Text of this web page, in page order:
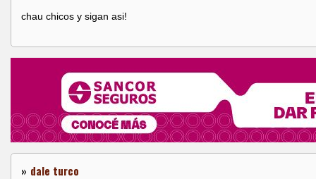
chau chicos y sigan asi!
» dale turco